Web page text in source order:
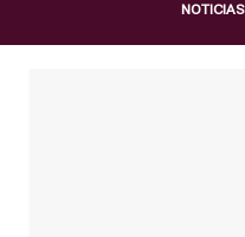
NOTICIAS